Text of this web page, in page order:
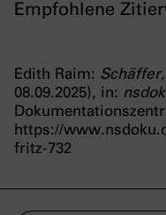
Empfohlene
Edith Raim:
08.09.2025), in:
https://
fritz-732